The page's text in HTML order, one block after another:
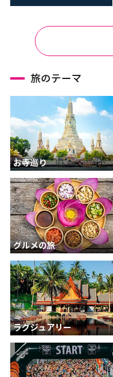
旅のテーマ
お寺巡り
グルメの旅
ラグジュアリー